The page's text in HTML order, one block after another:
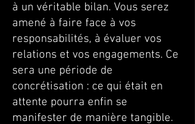
à un véritable bilan. Vous serez
amené à faire face à vos
responsabilités, à évaluer vos
relations et vos engagements. Ce
sera une période de
concrétisation : ce qui était en
attente pourra enfin se
manifester de manière tangible.